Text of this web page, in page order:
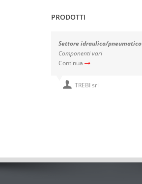
PRODOTTI
Settore idraulico/pneumatico
Componenti vari
Continua
TREBI srl